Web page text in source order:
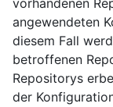
vorhandenen
angewendeten
diesem Fall
betroffenen
Repositorys
der